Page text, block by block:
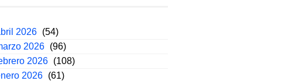
2026 (54)
2026 (96)
2026 (108)
2026 (61)